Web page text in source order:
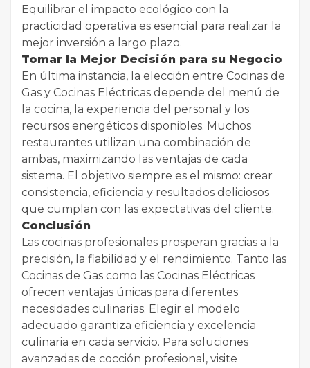
Equilibrar el impacto ecológico con la
practicidad operativa es esencial para realizar la
mejor inversión a largo plazo.
Tomar la Mejor Decisión para su Negocio
En última instancia, la elección entre Cocinas de
Gas y Cocinas Eléctricas depende del menú de
la cocina, la experiencia del personal y los
recursos energéticos disponibles. Muchos
restaurantes utilizan una combinación de
ambas, maximizando las ventajas de cada
sistema. El objetivo siempre es el mismo: crear
consistencia, eficiencia y resultados deliciosos
que cumplan con las expectativas del cliente.
Conclusión
Las cocinas profesionales prosperan gracias a la
precisión, la fiabilidad y el rendimiento. Tanto las
Cocinas de Gas como las Cocinas Eléctricas
ofrecen ventajas únicas para diferentes
necesidades culinarias. Elegir el modelo
adecuado garantiza eficiencia y excelencia
culinaria en cada servicio. Para soluciones
avanzadas de cocción profesional, visite